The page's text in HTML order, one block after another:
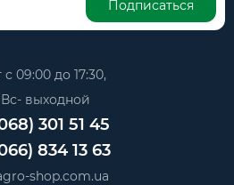
Подписаться
09:00 до 17:30,
выходной
301 51 45
834 13 63
shop.com.ua